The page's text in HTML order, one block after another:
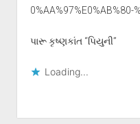
0%AA%97%E0%AB%80-
પારૂ કૃષ્ણકાંત “પિયુની”
Loading...